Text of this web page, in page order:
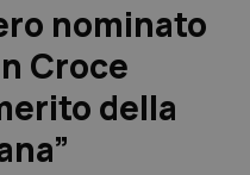
nominato
Croce
della